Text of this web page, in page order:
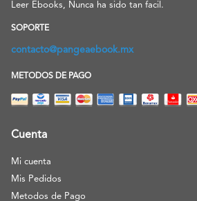
Leer Ebooks, Nunca ha sido tan facil.
SOPORTE
contacto@pangeaebook.mx
METODOS DE PAGO
Cuenta
Mi cuenta
Mis Pedidos
Metodos de Pago